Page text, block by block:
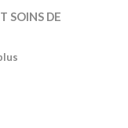
SOINS DE